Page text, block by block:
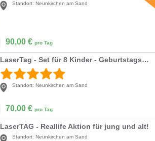
Standort: Neunkirchen am Sand
90,00 € pro Tag
LaserTag - Set für 8 Kinder - Geburtstagsidee
Standort: Neunkirchen am Sand
70,00 € pro Tag
LaserTAG - Reallife Aktion für jung und alt!
Standort: Neunkirchen am Sand